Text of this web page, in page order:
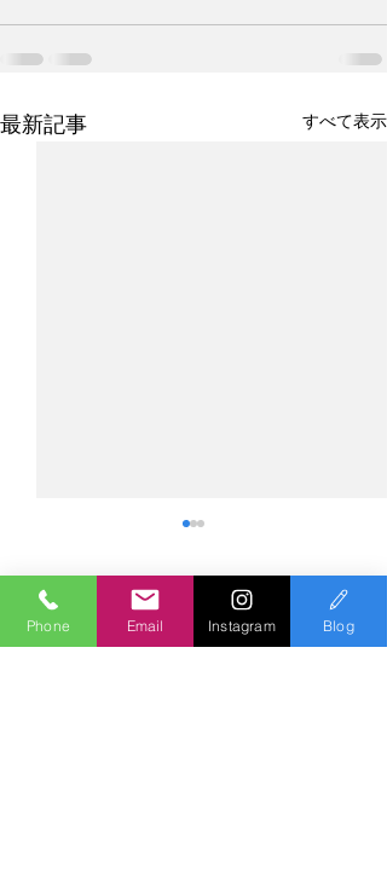
最新記事 すべて表示
コメント
Phone Email Instagram Blog